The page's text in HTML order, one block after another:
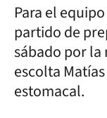
Para el
partido de
sábado por la
escolta
estomacal.